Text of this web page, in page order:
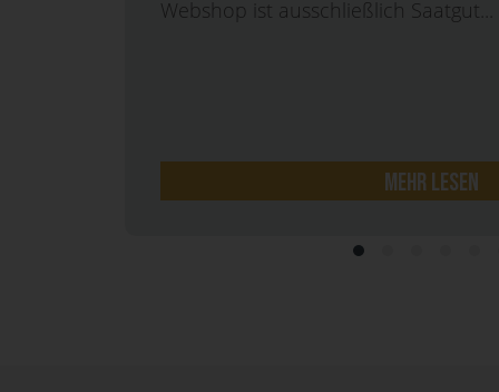
Vertrieb und stärken Sortenvielfalt
mehr lesen